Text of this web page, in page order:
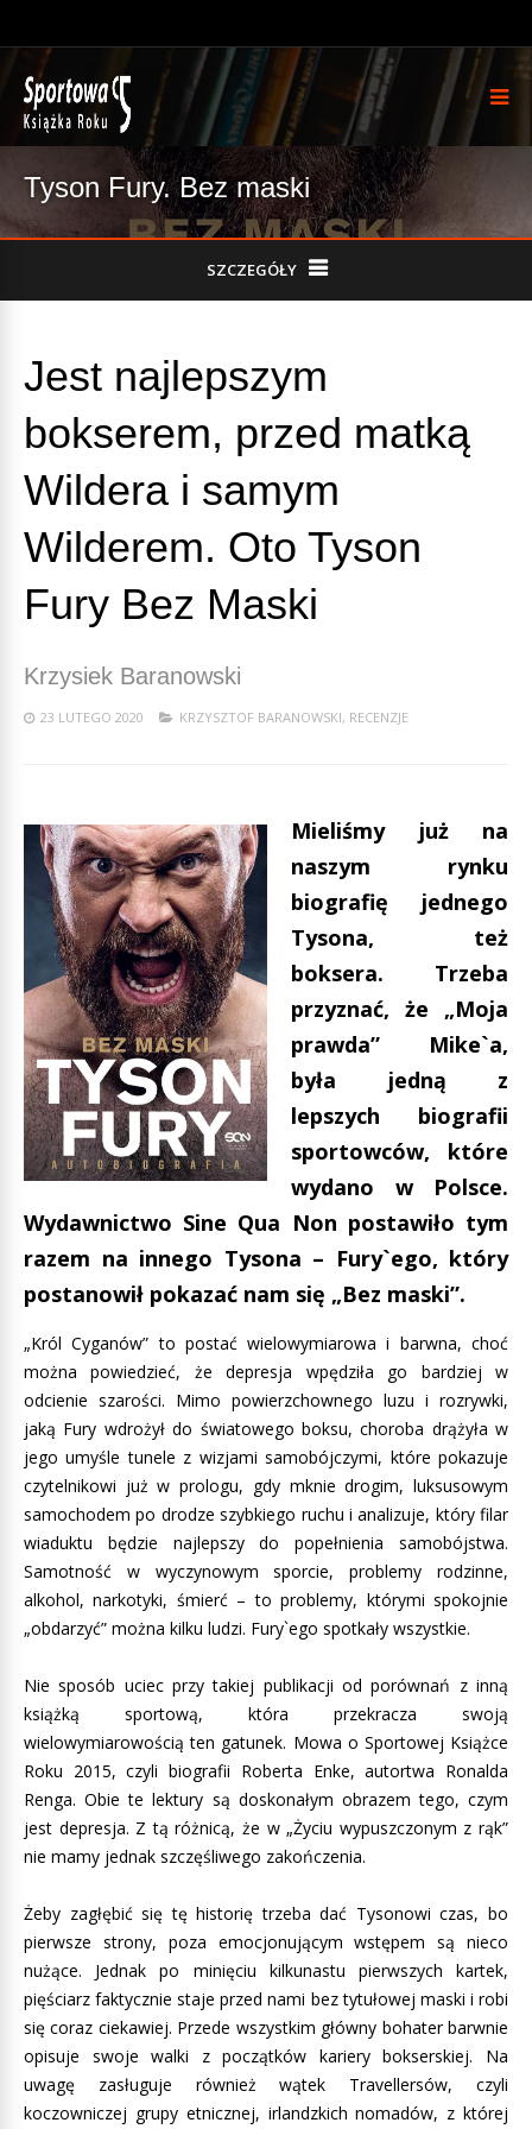
Tyson Fury. Bez maski
SZCZEGÓŁY
Jest najlepszym
bokserem, przed matką
Wildera i samym
Wilderem. Oto Tyson
Fury Bez Maski
Krzysiek Baranowski
23 LUTEGO 2020 KRZYSZTOF BARANOWSKI, RECENZJE
Mieliśmy już na
naszym rynku
biografię jednego
Tysona, też
boksera. Trzeba
przyznać, że „Moja
prawda” Mike`a,
była jedną z
lepszych biografii
sportowców, które
wydano w Polsce.
Wydawnictwo Sine Qua Non postawiło tym
razem na innego Tysona – Fury`ego, który
postanowił pokazać nam się „Bez maski”.
„Król Cyganów” to postać wielowymiarowa i barwna, choć
można powiedzieć, że depresja wpędziła go bardziej w
odcienie szarości. Mimo powierzchownego luzu i rozrywki,
jaką Fury wdrożył do światowego boksu, choroba drążyła w
jego umyśle tunele z wizjami samobójczymi, które pokazuje
czytelnikowi już w prologu, gdy mknie drogim, luksusowym
samochodem po drodze szybkiego ruchu i analizuje, który filar
wiaduktu będzie najlepszy do popełnienia samobójstwa.
Samotność w wyczynowym sporcie, problemy rodzinne,
alkohol, narkotyki, śmierć – to problemy, którymi spokojnie
„obdarzyć” można kilku ludzi. Fury`ego spotkały wszystkie.
Nie sposób uciec przy takiej publikacji od porównań z inną
książką sportową, która przekracza swoją
wielowymiarowością ten gatunek. Mowa o Sportowej Książce
Roku 2015, czyli biografii Roberta Enke, autortwa Ronalda
Renga. Obie te lektury są doskonałym obrazem tego, czym
jest depresja. Z tą różnicą, że w „Życiu wypuszczonym z rąk”
nie mamy jednak szczęśliwego zakończenia.
Żeby zagłębić się tę historię trzeba dać Tysonowi czas, bo
pierwsze strony, poza emocjonującym wstępem są nieco
nużące. Jednak po minięciu kilkunastu pierwszych kartek,
pięściarz faktycznie staje przed nami bez tytułowej maski i robi
się coraz ciekawiej. Przede wszystkim główny bohater barwnie
opisuje swoje walki z początków kariery bokserskiej. Na
uwagę zasługuje również wątek Travellersów, czyli
koczowniczej grupy etnicznej, irlandzkich nomadów, z której